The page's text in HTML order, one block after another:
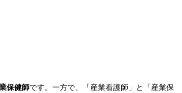
保健師です。一方で、「産業看護師」と「産業保